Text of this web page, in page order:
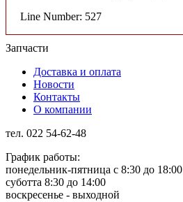
Line Number: 527
Запчасти
Доставка и оплата
Новости
Контакты
О компании
тел. 022 54-62-48
График работы:
понедельник-пятница с 8:30 до 18:00
суботта 8:30 до 14:00
воскресенье - выходной